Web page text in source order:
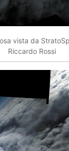
vista da
Riccardo Rossi